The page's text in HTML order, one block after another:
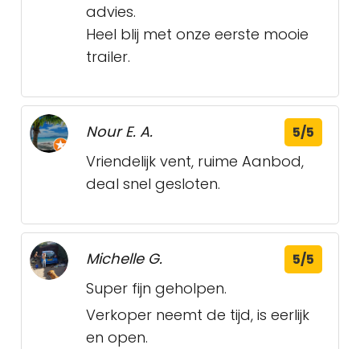
advies.
Heel blij met onze eerste mooie
trailer.
Nour E. A. 5/5
Vriendelijk vent, ruime Aanbod,
deal snel gesloten.
Michelle G. 5/5
Super fijn geholpen.
Verkoper neemt de tijd, is eerlijk
en open.